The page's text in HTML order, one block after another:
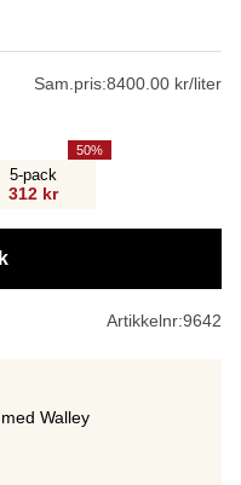
Sam.pris:8400.00 kr/liter
5-pack
312 kr
50
Artikkelnr:9642
Walley